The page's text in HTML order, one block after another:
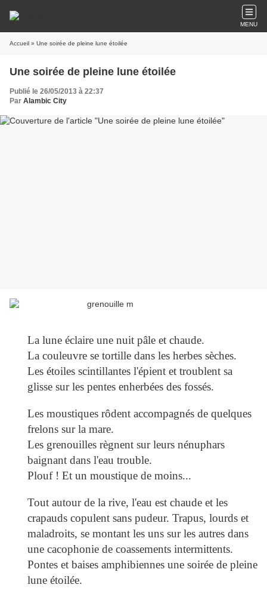
MENU
Accueil » Une soirée de pleine lune étoilée
Une soirée de pleine lune étoilée
Publié le 26/05/2013 à 22:37
Par Alambic City
La lune éclaire une nuit pâle et chaude.
La couleuvre se tortille dans les herbes sèches.
Les étoiles scintillantes l'épient et troublent sa
glisse sur les pentes enherbées des fossés.
Les moustiques rôdent accompagnés de quelques
frelons sur la mare.
Les grenouilles règnent sur leurs nénuphars
baignant dans l'eau trouble.
Plouf ! Et un moustique de moins...
Tout autour de la rive, l'eau est chaude et les
crapauds copulent sans pudeur. Trapus, lourds et
maladroits, se montant les uns sur les autres dans
une cacophonie de coassements intermittents.
Pontes et baises amphibiennes une soirée de pleine
lune étoilée.